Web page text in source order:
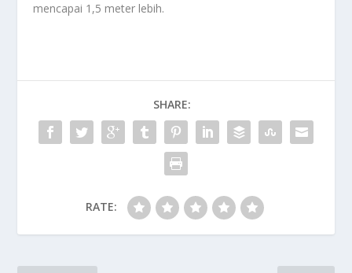
mencapai 1,5 meter lebih.
SHARE:
RATE: